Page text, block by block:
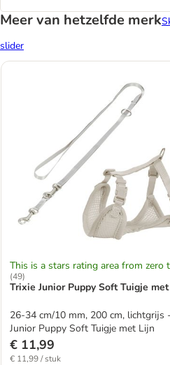
Meer van hetzelfde merk
slider
This is a stars rating area from zero
(49)
Trixie Junior Puppy Soft Tuigje
26-34 cm/10 mm, 200 cm, lichtgrijs
Junior Puppy Soft Tuigje met Lijn
€ 11,99
€ 11,99 / stuk